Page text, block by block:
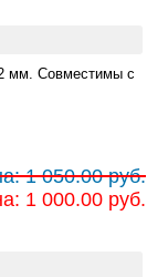
мм. Совместимы с
1 050.00 руб.
1 000.00 руб.